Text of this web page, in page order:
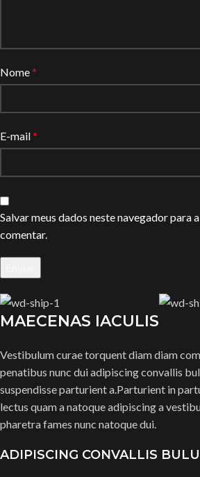
Nome*
E-mail*
Salvar meus dados neste navegador para
comentar.
MAECENAS IACULIS
Vestibulum curae torquent diam diam
penatibus nunc dui adipiscing convallis
suspendisse parturient a.Parturient in
lectus quam a natoque adipiscing a
pharetra fames nunc natoque dui.
ADIPISCING CONVALLIS